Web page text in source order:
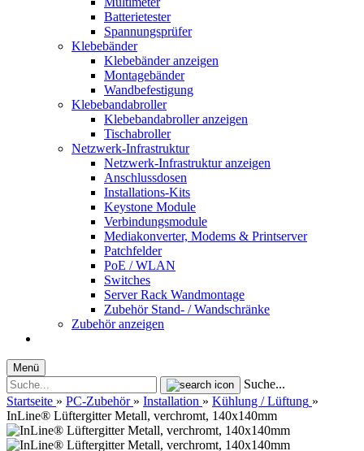
Batterietester
Spannungsprüfer
Klebebänder
Klebebänder anzeigen
Montagebänder
Wandbefestigung
Klebebandabroller
Klebebandabroller anzeigen
Tischabroller
Netzwerk-Infrastruktur
Netzwerk-Infrastruktur anzeigen
Anschlussdosen
Installations-Kits
Keystone Module
Verbindungsmodule
Mediakonverter, Modems & Printserver
Patchfelder
PoE / WLAN
Switches
Server Rack Wandmontage
Zubehör Stand- / Wandschränke
Zubehör anzeigen
Menü
Suche...
Startseite » PC-Zubehör » Installation » Kühlung / Lüftung »
InLine® Lüftergitter Metall, verchromt, 140x140mm